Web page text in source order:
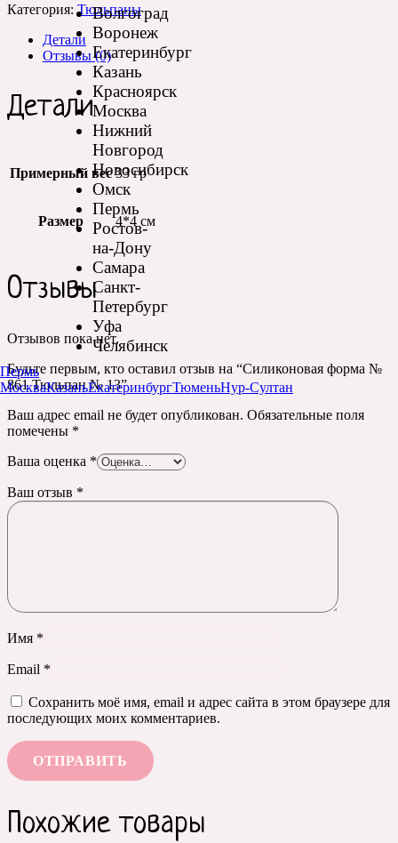
Волгоград
Воронеж
Екатеринбург
Казань
Красноярск
Москва
Нижний
Новгород
Новосибирск
Омск
Пермь
Ростов-
на-Дону
Самара
Санкт-
Петербург
Уфа
Челябинск
Пермь
МоскваКазаньЕкатеринбургТюменьНур-Султан
Категория:Тюльпаны
Детали
Отзывы (0)
Детали
Примерный вес 33 гр
Размер 4*4 см
Отзывы
Отзывов пока нет.
Будьте первым, кто оставил отзыв на “Силиконовая форма №
861 Тюльпан № 13”
Ваш адрес email не будет опубликован. Обязательные поля
помечены *
Ваша оценка *
Ваш отзыв *
Имя *
Email *
Сохранить моё имя, email и адрес сайта в этом браузере для
последующих моих комментариев.
Похожие товары